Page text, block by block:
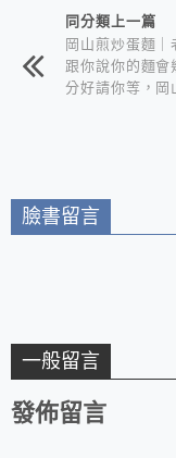
同分類上一篇
岡山煎炒蛋麵｜
跟你說你的麵會
分好請你等，岡
臉書留言
一般留言
發佈留言